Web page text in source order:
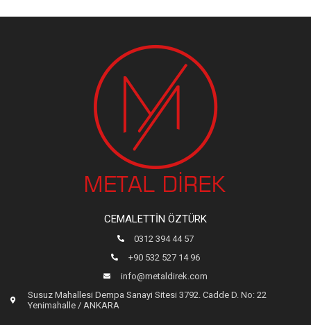
CEMALETTIN ÖZTÜRK
0312 394 44 57
+90 532 527 14 96
info@metaldirek.com
Susuz Mahallesi Dempa Sanayi Sitesi 3792. Cadde D. No: 22
Yenimahalle / ANKARA